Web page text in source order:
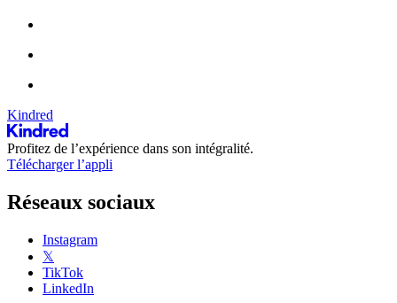
Kindred
Profitez de l’expérience dans son intégralité.
Télécharger l’appli
Réseaux sociaux
Instagram
𝕏
TikTok
LinkedIn